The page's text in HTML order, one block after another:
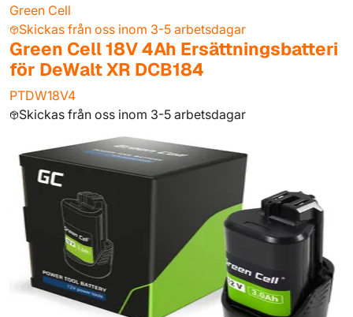
Green Cell
Skickas från oss inom 3-5 arbetsdagar
Green Cell 18V 4Ah Ersättningsbatteri
för DeWalt XR DCB184
PTDW18V4
Skickas från oss inom 3-5 arbetsdagar